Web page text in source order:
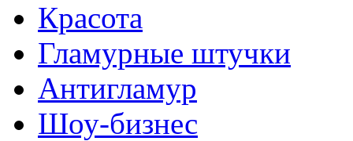
Красота
Гламурные штучки
Антигламур
Шоу-бизнес